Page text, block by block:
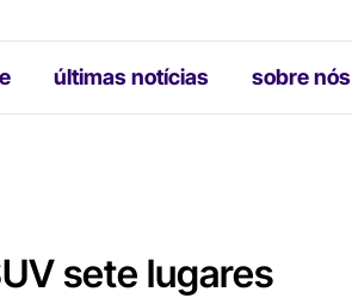
últimas notícias sobre nós
sete lugares